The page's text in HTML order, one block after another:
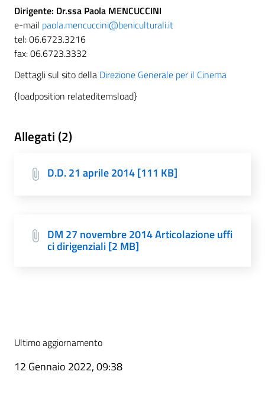
Dirigente: Dr.ssa Paola MENCUCCINI
e-mail paola.mencuccini@beniculturali.it
tel: 06.6723.3216
fax: 06.6723.3332
Dettagli sul sito della Direzione Generale per il Cinema
{loadposition relateditemsload}
Allegati (2)
D.D. 21 aprile 2014 [111 KB]
DM 27 novembre 2014 Articolazione uffi
ci dirigenziali [2 MB]
Ultimo aggiornamento
12 Gennaio 2022, 09:38